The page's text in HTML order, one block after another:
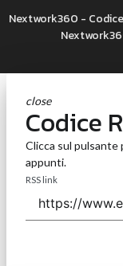
Nextwork360 -
close
Codice
Clicca sul pulsante
appunti.
RSS link